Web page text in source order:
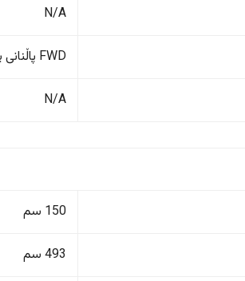
N/A
FWD پاڵنانی پێشەوە
N/A
150 سم
493 سم